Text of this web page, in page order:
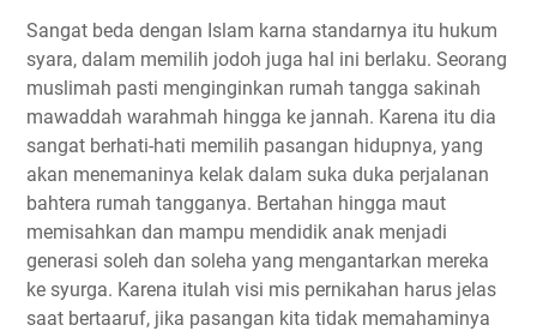
Sangat beda dengan Islam karna standarnya itu hukum
syara, dalam memilih jodoh juga hal ini berlaku. Seorang
muslimah pasti menginginkan rumah tangga sakinah
mawaddah warahmah hingga ke jannah. Karena itu dia
sangat berhati-hati memilih pasangan hidupnya, yang
akan menemaninya kelak dalam suka duka perjalanan
bahtera rumah tangganya. Bertahan hingga maut
memisahkan dan mampu mendidik anak menjadi
generasi soleh dan soleha yang mengantarkan mereka
ke syurga. Karena itulah visi mis pernikahan harus jelas
saat bertaaruf, jika pasangan kita tidak memahaminya